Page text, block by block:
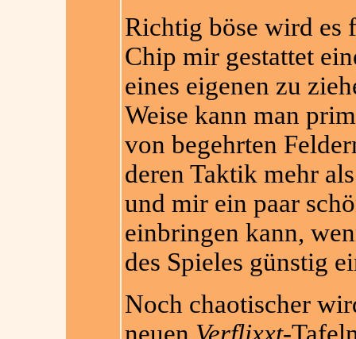
Richtig böse wird es
Chip mir gestattet
eines eigenen zu
Weise kann man
von begehrten
deren Taktik mehr
und mir ein paar
einbringen kann,
des Spieles günstig
Noch chaotischer